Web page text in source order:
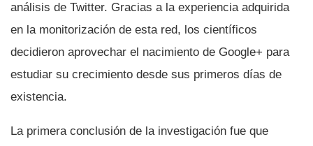
análisis de Twitter. Gracias a la experiencia adquirida
en la monitorización de esta red, los cientí­ficos
decidieron aprovechar el nacimiento de Google+ para
estudiar su crecimiento desde sus primeros dí­as de
existencia.
La primera conclusión de la investigación fue que